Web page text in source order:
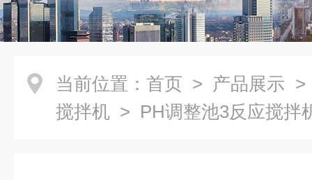
当前位置： 首页 > 产品展示
搅拌机 > PH调整池3反应搅拌